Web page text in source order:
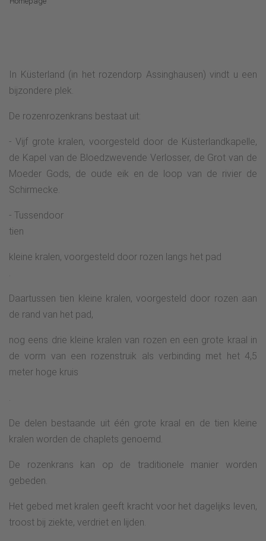
In Küsterland (in het rozendorp Assinghausen) vindt u een
bijzondere plek.
De rozenrozenkrans bestaat uit:
- Vijf grote kralen, voorgesteld door de Küsterlandkapelle,
de Kapel van de Bloedzwevende Verlosser, de Grot van de
Moeder Gods, de oude eik en de loop van de rivier de
Schirmecke.
- Tussendoor
tien
kleine kralen, voorgesteld door rozen langs het pad
.
Daartussen tien kleine kralen, voorgesteld door rozen aan
de rand van het pad,
nog eens drie kleine kralen van rozen en een grote kraal in
de vorm van een rozenstruik als verbinding met het 4,5
meter hoge kruis
.
De delen bestaande uit één grote kraal en de tien kleine
kralen worden de chaplets genoemd.
De rozenkrans kan op de traditionele manier worden
gebeden.
Het gebed met kralen geeft kracht voor het dagelijks leven,
troost bij ziekte, verdriet en lijden.